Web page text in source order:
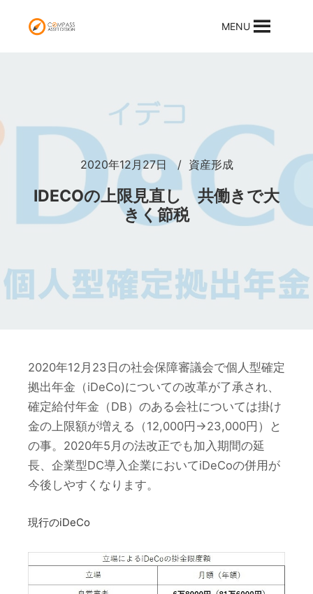
MENU
2020年12月27日 資産形成
IDECOの上限見直し 共働きで大
きく節税
2020年12月23日の社会保障審議会で個人型確定
拠出年金（iDeCo)についての改革が了承され、
確定給付年金（DB）のある会社については掛け
金の上限額が増える（12,000円→23,000円）と
の事。2020年5月の法改正でも加入期間の延
長、企業型DC導入企業においてiDeCoの併用が
今後しやすくなります。
現行のiDeCo